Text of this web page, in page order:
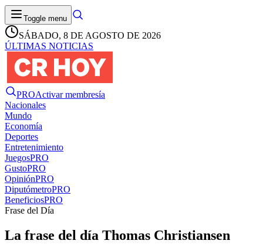
Toggle menu
SÁBADO, 8 DE AGOSTO DE 2026
ÚLTIMAS NOTICIAS
PROActivar membresía
Nacionales
Mundo
Economía
Deportes
Entretenimiento
JuegosPRO
GustoPRO
OpiniónPRO
DiputómetroPRO
BeneficiosPRO
Frase del Día
La frase del día Thomas Christiansen